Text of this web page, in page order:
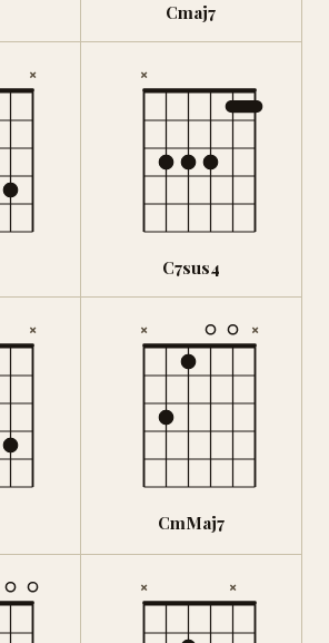
Cmaj7
× ×
C7sus4
× × ×
CmMaj7
× ×